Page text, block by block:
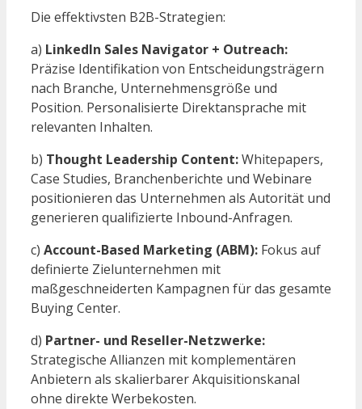
Die effektivsten B2B-Strategien:
a) LinkedIn Sales Navigator + Outreach:
Präzise Identifikation von Entscheidungsträgern
nach Branche, Unternehmensgröße und
Position. Personalisierte Direktansprache mit
relevanten Inhalten.
b) Thought Leadership Content:Whitepapers,
Case Studies, Branchenberichte und Webinare
positionieren das Unternehmen als Autorität und
generieren qualifizierte Inbound-Anfragen.
c) Account-Based Marketing (ABM): Fokus auf
definierte Zielunternehmen mit
maßgeschneiderten Kampagnen für das gesamte
Buying Center.
d) Partner- und Reseller-Netzwerke:
Strategische Allianzen mit komplementären
Anbietern als skalierbarer Akquisitionskanal
ohne direkte Werbekosten.